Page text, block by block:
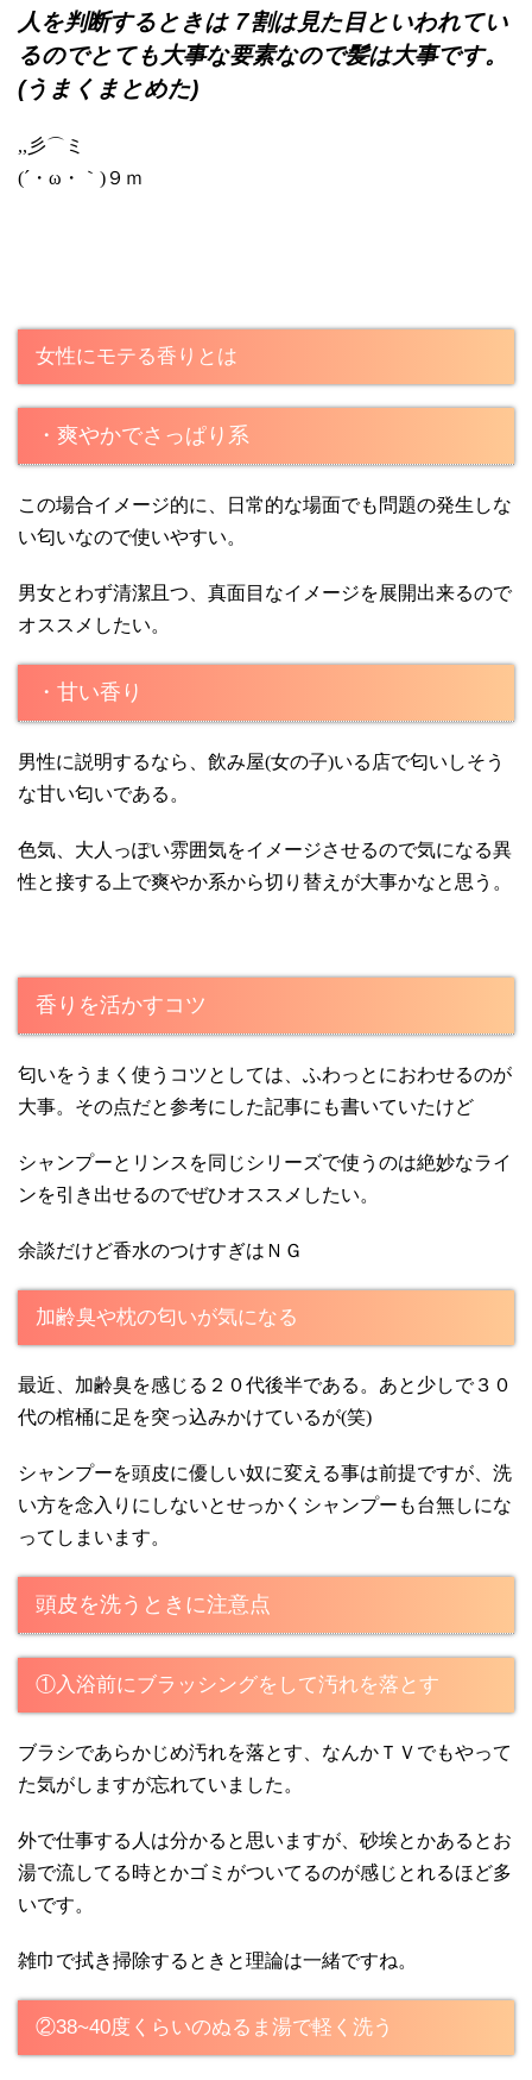
人を判断するときは７割は見た目といわれてい
るのでとても大事な要素なので髪は大事です。
(うまくまとめた)
,,彡⌒ミ
(´・ω・｀)９ｍ
女性にモテる香りとは
・爽やかでさっぱり系
この場合イメージ的に、日常的な場面でも問題の発生しな
い匂いなので使いやすい。
男女とわず清潔且つ、真面目なイメージを展開出来るので
オススメしたい。
・甘い香り
男性に説明するなら、飲み屋(女の子)いる店で匂いしそう
な甘い匂いである。
色気、大人っぽい雰囲気をイメージさせるので気になる異
性と接する上で爽やか系から切り替えが大事かなと思う。
香りを活かすコツ
匂いをうまく使うコツとしては、ふわっとにおわせるのが
大事。その点だと参考にした記事にも書いていたけど
シャンプーとリンスを同じシリーズで使うのは絶妙なライ
ンを引き出せるのでぜひオススメしたい。
余談だけど香水のつけすぎはＮＧ
加齢臭や枕の匂いが気になる
最近、加齢臭を感じる２０代後半である。あと少しで３０
代の棺桶に足を突っ込みかけているが(笑)
シャンプーを頭皮に優しい奴に変える事は前提ですが、洗
い方を念入りにしないとせっかくシャンプーも台無しにな
ってしまいます。
頭皮を洗うときに注意点
①入浴前にブラッシングをして汚れを落とす
ブラシであらかじめ汚れを落とす、なんかＴＶでもやって
た気がしますが忘れていました。
外で仕事する人は分かると思いますが、砂埃とかあるとお
湯で流してる時とかゴミがついてるのが感じとれるほど多
いです。
雑巾で拭き掃除するときと理論は一緒ですね。
②38~40度くらいのぬるま湯で軽く洗う